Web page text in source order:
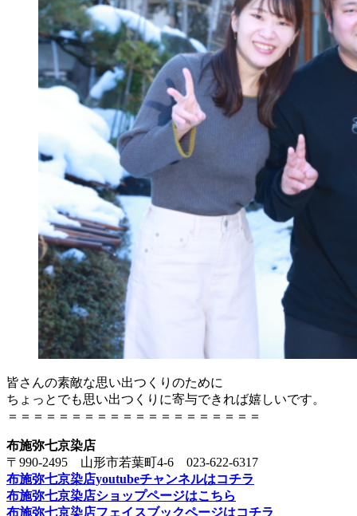
皆さんの素敵な思い出つくりのために
ちょっとでも思い出つくりに寄与できれば嬉しいです。
＝＝＝＝＝＝＝＝＝＝＝＝＝＝＝＝＝＝＝＝
布施弥七京染店
〒990-2495 山形市若葉町4-6 023-622-6317
布施弥七京染店youtubeチャンネルはコチラ
布施弥七京染店ショップページはこちら
布施弥七京染店フェイスブックページはコチラ